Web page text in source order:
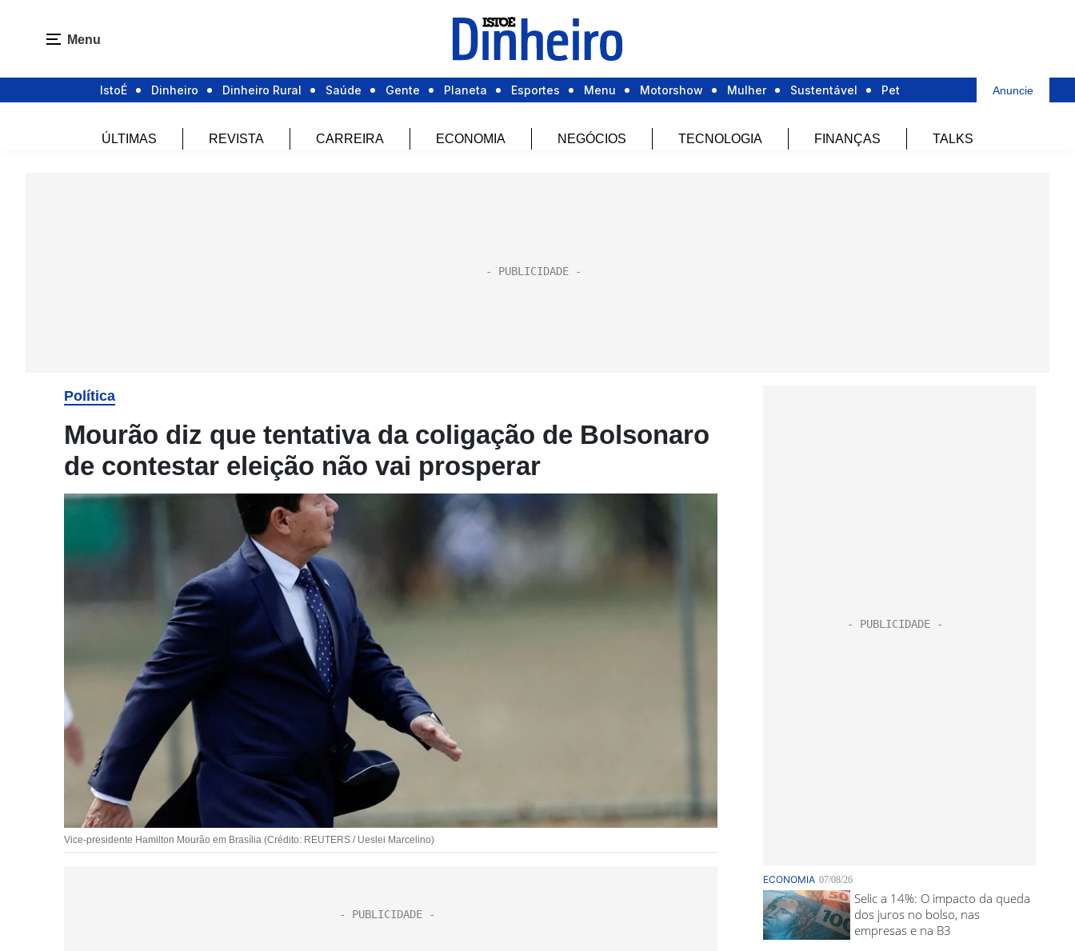
Menu
IstoÉ Dinheiro Dinheiro Rural Saúde Gente Planeta Esportes Menu Motorshow Mulher Sustentável Pet Anuncie
ÚLTIMAS REVISTA CARREIRA ECONOMIA NEGÓCIOS TECNOLOGIA FINANÇAS TALKS
Política
Mourão diz que tentativa da coligação de Bolsonaro
de contestar eleição não vai prosperar
Vice-presidente Hamilton Mourão em Brasília (Crédito: REUTERS / Ueslei Marcelino)